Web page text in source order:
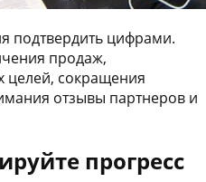
подтвердить цифрами.
продаж,
целей, сокращения
отзывы партнеров и
прогресс